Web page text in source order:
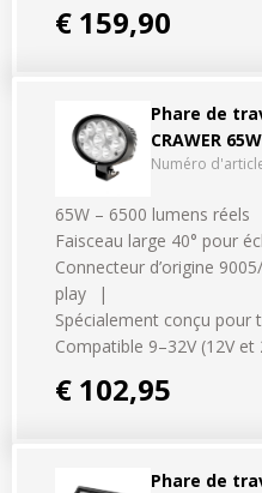
€ 159,90
Phare de
CRAWER
Numéro
65W – 6500 lumens réels
Faisceau large 40° pour
Connecteur d’origine
play
Spécialement conçu pour
Compatible 9–32V (12V et
€ 102,95
Phare de